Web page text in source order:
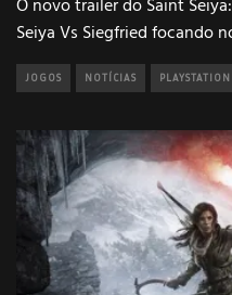
O novo trailer do Saint
Seiya Vs Siegfried focando
JOGOS NOTÍCIAS PLAYSTATION